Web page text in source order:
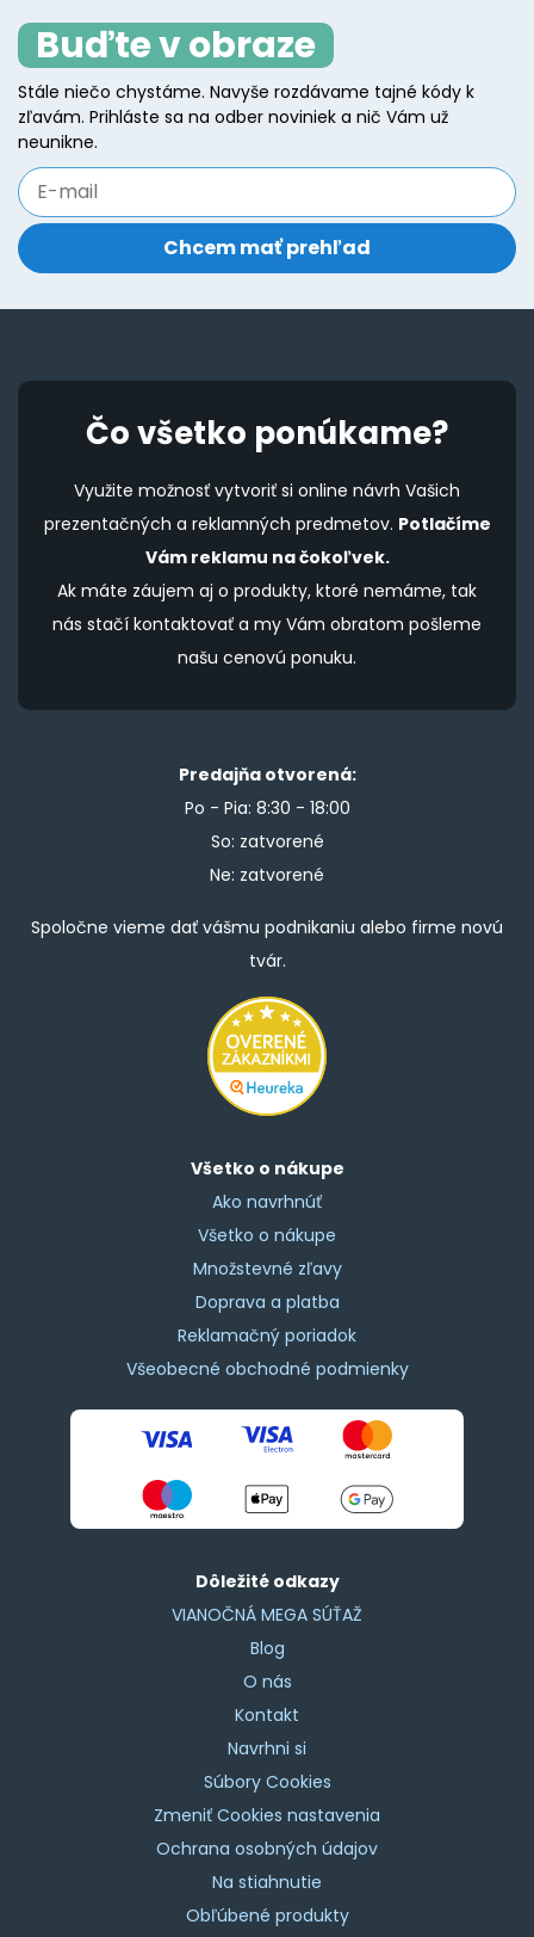
Buďte v obraze
Stále niečo chystáme. Navyše rozdávame tajné kódy k
zľavám. Prihláste sa na odber noviniek a nič Vám už
neunikne.
Čo všetko ponúkame?
Využite možnosť vytvoriť si online návrh Vašich
prezentačných a reklamných predmetov. Potlačíme
Vám reklamu na čokoľvek.
Ak máte záujem aj o produkty, ktoré nemáme, tak
nás stačí kontaktovať a my Vám obratom pošleme
našu cenovú ponuku.
Predajňa otvorená:
Po - Pia: 8:30 - 18:00
So: zatvorené
Ne: zatvorené
Spoločne vieme dať vášmu podnikaniu alebo firme novú
tvár.
Všetko o nákupe
Ako navrhnúť
Všetko o nákupe
Množstevné zľavy
Doprava a platba
Reklamačný poriadok
Všeobecné obchodné podmienky
Dôležité odkazy
VIANOČNÁ MEGA SÚŤAŽ
Blog
O nás
Kontakt
Navrhni si
Súbory Cookies
Zmeniť Cookies nastavenia
Ochrana osobných údajov
Na stiahnutie
Obľúbené produkty